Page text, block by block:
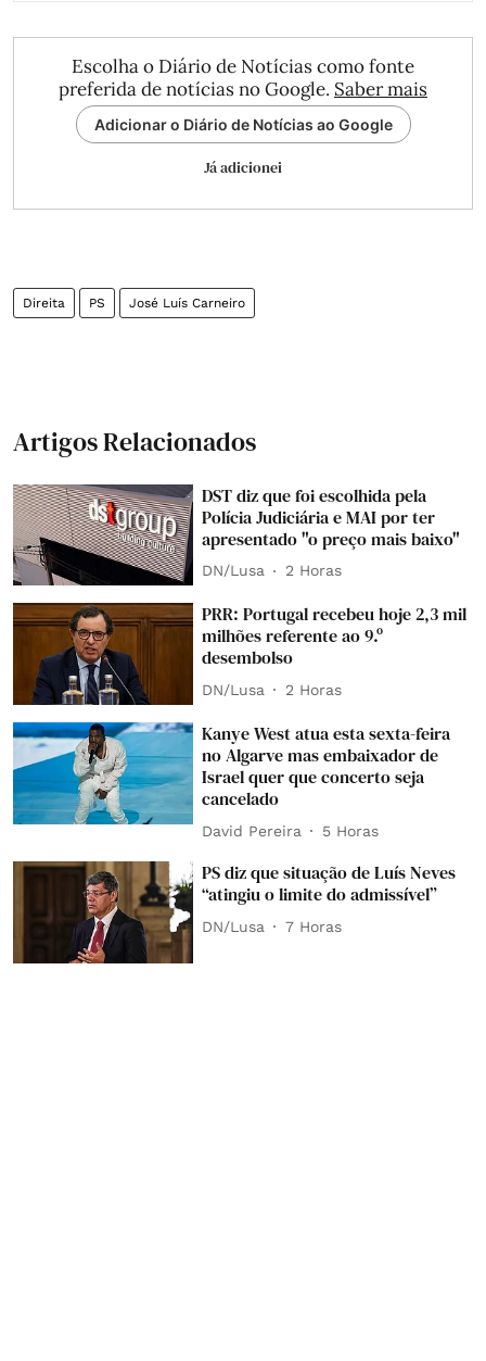
Escolha o Diário de Notícias como fonte
preferida de notícias no Google. Saber mais
Adicionar o Diário de Notícias ao Google
Já adicionei
Direita PS José Luís Carneiro
Artigos Relacionados
DST diz que foi escolhida pela
Polícia Judiciária e MAI por ter
apresentado "o preço mais baixo"
DN/Lusa 2 Horas
PRR: Portugal recebeu hoje 2,3 mil
milhões referente ao 9.º
desembolso
DN/Lusa 2 Horas
Kanye West atua esta sexta-feira
no Algarve mas embaixador de
Israel quer que concerto seja
cancelado
David Pereira 5 Horas
PS diz que situação de Luís Neves
“atingiu o limite do admissível”
DN/Lusa 7 Horas